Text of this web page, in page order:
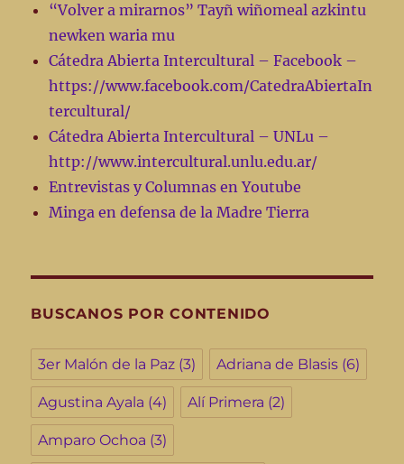
“Volver a mirarnos” Tayñ wiñomeal azkintu
newken waria mu
Cátedra Abierta Intercultural – Facebook –
https://www.facebook.com/CatedraAbiertaIn
tercultural/
Cátedra Abierta Intercultural – UNLu –
http://www.intercultural.unlu.edu.ar/
Entrevistas y Columnas en Youtube
Minga en defensa de la Madre Tierra
BUSCANOS POR CONTENIDO
3er Malón de la Paz (3) Adriana de Blasis (6)
Agustina Ayala (4) Alí Primera (2)
Amparo Ochoa (3)